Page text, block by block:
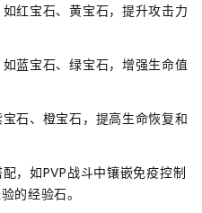
红宝石、黄宝石，提升攻击力
蓝宝石、绿宝石，增强生命值
石、橙宝石，提高生命恢复和
，如PVP战斗中镶嵌免疫控制
的经验石。